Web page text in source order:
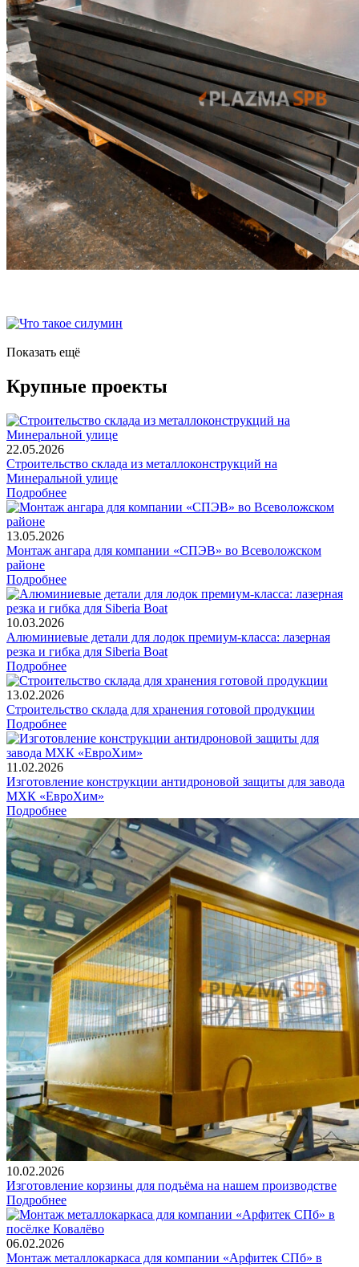
Показать ещё
Крупные проекты
22.05.2026
Строительство склада из металлоконструкций на
Минеральной улице
Подробнее
13.05.2026
Монтаж ангара для компании «СПЭВ» во Всеволожском
районе
Подробнее
10.03.2026
Алюминиевые детали для лодок премиум-класса: лазерная
резка и гибка для Siberia Boat
Подробнее
13.02.2026
Строительство склада для хранения готовой продукции
Подробнее
11.02.2026
Изготовление конструкции антидроновой защиты для завода
МХК «ЕвроХим»
Подробнее
10.02.2026
Изготовление корзины для подъёма на нашем производстве
Подробнее
06.02.2026
Монтаж металлокаркаса для компании «Арфитек СПб» в